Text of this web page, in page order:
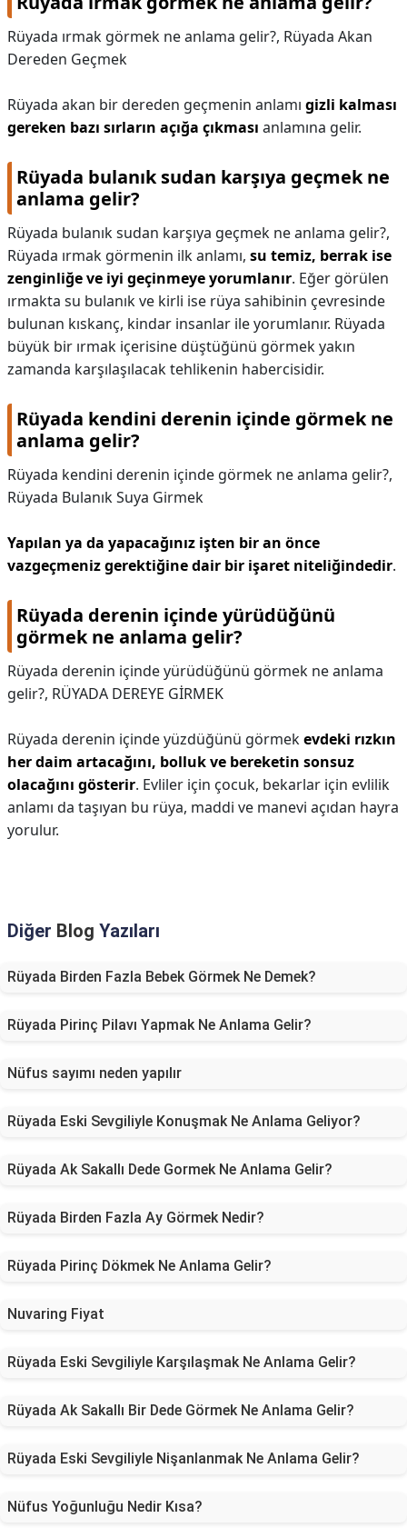
Rüyada ırmak görmek ne anlama gelir?, Rüyada Akan
Dereden Geçmek
Rüyada akan bir dereden geçmenin anlamı gizli kalması
gereken bazı sırların açığa çıkması anlamına gelir.
Rüyada bulanık sudan karşıya geçmek ne
anlama gelir?
Rüyada bulanık sudan karşıya geçmek ne anlama gelir?,
Rüyada ırmak görmenin ilk anlamı, su temiz, berrak ise
zenginliğe ve iyi geçinmeye yorumlanır. Eğer görülen
ırmakta su bulanık ve kirli ise rüya sahibinin çevresinde
bulunan kıskanç, kindar insanlar ile yorumlanır. Rüyada
büyük bir ırmak içerisine düştüğünü görmek yakın
zamanda karşılaşılacak tehlikenin habercisidir.
Rüyada kendini derenin içinde görmek ne
anlama gelir?
Rüyada kendini derenin içinde görmek ne anlama gelir?,
Rüyada Bulanık Suya Girmek
Yapılan ya da yapacağınız işten bir an önce
vazgeçmeniz gerektiğine dair bir işaret niteliğindedir.
Rüyada derenin içinde yürüdüğünü
görmek ne anlama gelir?
Rüyada derenin içinde yürüdüğünü görmek ne anlama
gelir?, RÜYADA DEREYE GİRMEK
Rüyada derenin içinde yüzdüğünü görmekevdeki rızkın
her daim artacağını, bolluk ve bereketin sonsuz
olacağını gösterir. Evliler için çocuk, bekarlar için evlilik
anlamı da taşıyan bu rüya, maddi ve manevi açıdan hayra
yorulur.
Diğer Blog Yazıları
Rüyada Birden Fazla Bebek Görmek Ne Demek?
Rüyada Pirinç Pilavı Yapmak Ne Anlama Gelir?
Nüfus sayımı neden yapılır
Rüyada Eski Sevgiliyle Konuşmak Ne Anlama Geliyor?
Rüyada Ak Sakallı Dede Gormek Ne Anlama Gelir?
Rüyada Birden Fazla Ay Görmek Nedir?
Rüyada Pirinç Dökmek Ne Anlama Gelir?
Nuvaring Fiyat
Rüyada Eski Sevgiliyle Karşılaşmak Ne Anlama Gelir?
Rüyada Ak Sakallı Bir Dede Görmek Ne Anlama Gelir?
Rüyada Eski Sevgiliyle Nişanlanmak Ne Anlama Gelir?
Nüfus Yoğunluğu Nedir Kısa?